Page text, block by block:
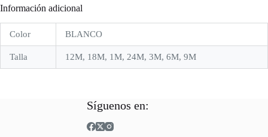
Información adicional
Color BLANCO
Talla 12M, 18M, 1M, 24M, 3M, 6M, 9M
Síguenos en: